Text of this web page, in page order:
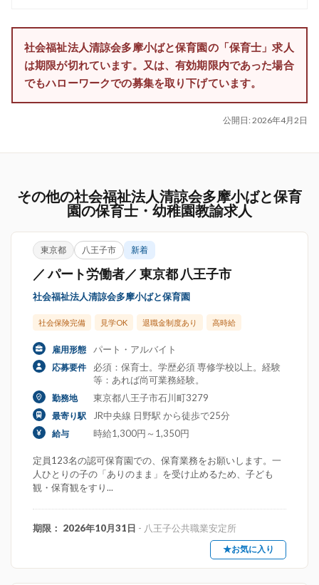
社会福祉法人清諒会多摩小ばと保育園の「保育士」求人
は期限が切れています。又は、有効期限内であった場合
でもハローワークでの募集を取り下げています。
公開日: 2026年4月2日
その他の社会福祉法人清諒会多摩小ばと保育
園の保育士・幼稚園教諭求人
東京都 八王子市 新着
／ パート労働者／ 東京都 八王子市
社会福祉法人清諒会多摩小ばと保育園
社会保険完備 見学OK 退職金制度あり 高時給
雇用形態 パート・アルバイト
応募要件
必須：保育士。学歴必須 専修学校以上。経験
等：あれば尚可業務経験。
勤務地 東京都八王子市石川町3279
最寄り駅 JR中央線 日野駅 から徒歩で25分
給与 時給1,300円～1,350円
定員123名の認可保育園での、保育業務をお願いします。一
人ひとりの子の「ありのまま」を受け止めるため、子ども
観・保育観をすり...
期限： 2026年10月31日 - 八王子公共職業安定所
★お気に入り